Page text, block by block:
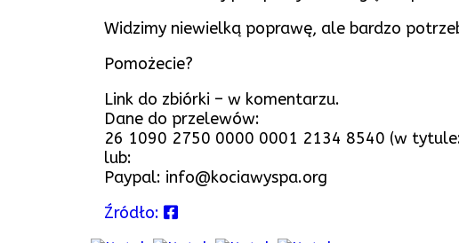
Widzimy niewielką poprawę, ale bardzo
Pomożecie?
Link do zbiórki – w komentarzu.
Dane do przelewów:
26 1090 2750 0000 0001 2134 8540 (w
lub:
Paypal: info@kociawyspa.org
Źródło: